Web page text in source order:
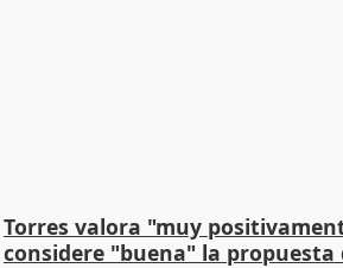
Torres valora "muy
considere "buena" la propuesta